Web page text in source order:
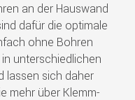
an der Hauswand
dafür die optimale
ohne Bohren
unterschiedlichen
lassen sich daher
mehr über Klemm-